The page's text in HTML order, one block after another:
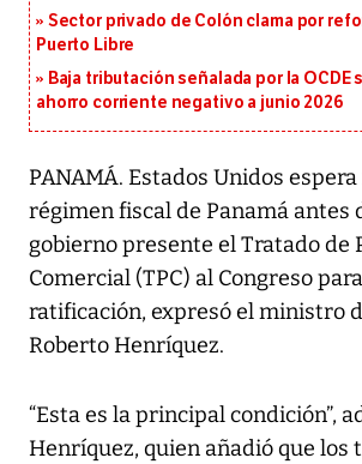
Sector privado de Colón clama por
Puerto Libre
Baja tributación señalada por la OCDE
ahorro corriente negativo a junio 2026
PANAMÁ. Estados Unidos
régimen fiscal de Panamá antes
gobierno presente el Tratado de
Comercial (TPC) al Congreso
ratificación, expresó el ministro
Roberto Henríquez.
“Esta es la principal condición”,
Henríquez, quien añadió que los